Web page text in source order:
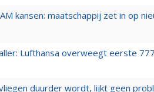
kansen: maatschappij zet in op
Lufthansa overweegt eerste
duurder wordt, lijkt geen